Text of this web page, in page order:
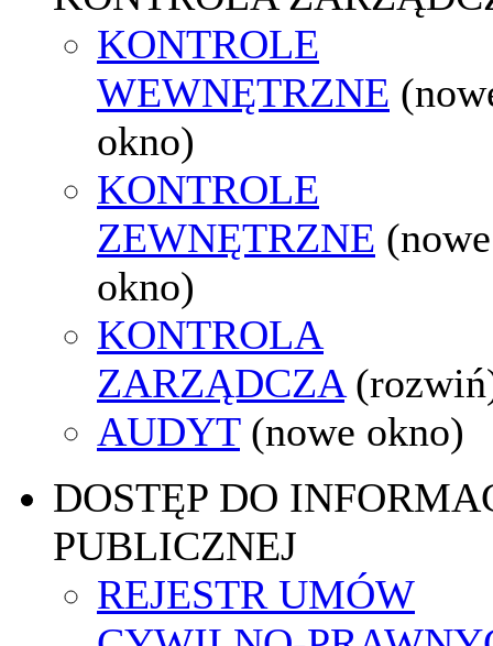
KONTROLE
WEWNĘTRZNE
okno)
KONTROLE
ZEWNĘTRZNE (nowe
okno)
KONTROLA
ZARZĄDCZA
AUDYT (nowe okno)
DOSTĘP DO
PUBLICZNEJ
REJESTR UMÓW